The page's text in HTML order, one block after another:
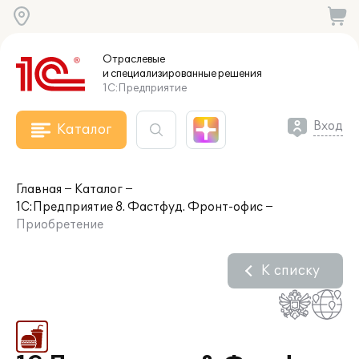
Отраслевые
и специализированныерешения
1С:Предприятие
Каталог Вход
Главная
Каталог
1С:Предприятие 8. Фастфуд. Фронт-офис
Приобретение
К списку